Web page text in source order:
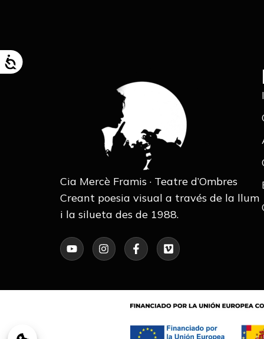
Cia Mercè Framis · Teatre d’Ombres
Creant poesia visual a través de la llum
i la silueta des de 1988.